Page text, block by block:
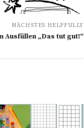
NÄCHSTES HELPFULLY
Ausfüllen „Das tut gut!“